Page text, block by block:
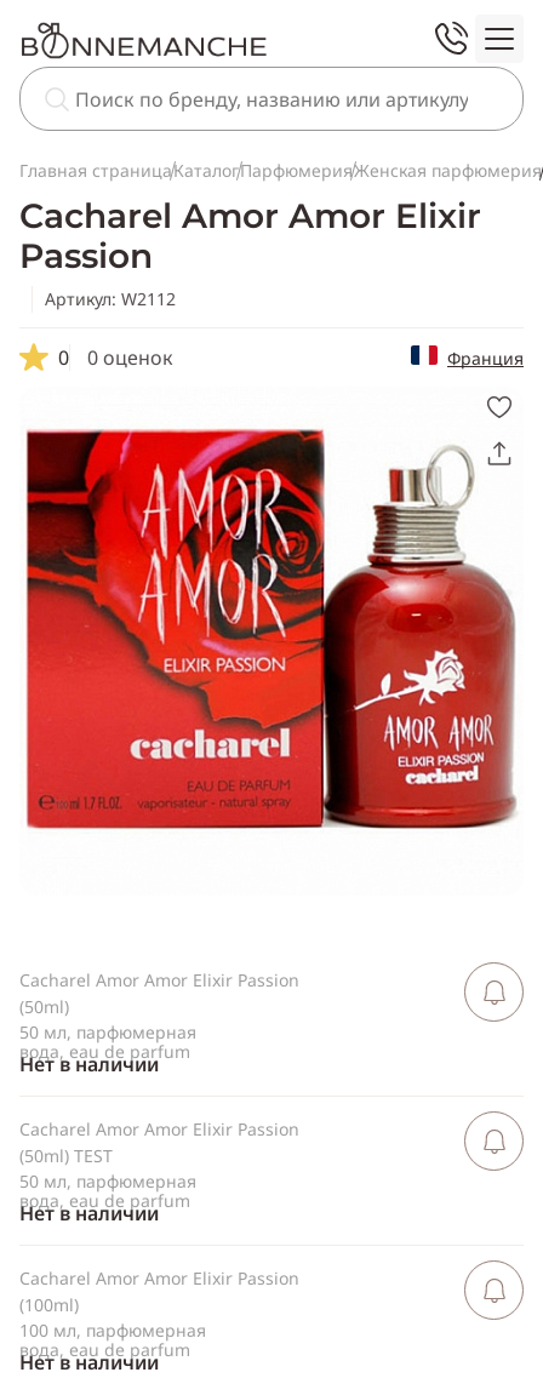
Главная страницаКаталогПарфюмерияЖенская парфюмерия
Cacharel Amor Amor Elixir
Passion
Артикул: W2112
0 0 оценок Франция
Скопировать
ссылку
Telegram
WhatsApp
Viber
ВКонтакте
Одноклассники
Cacharel Amor Amor Elixir Passion
(50ml)
50 мл, парфюмерная
вода, eau de parfum
Нет в наличии
Сообщить
Cacharel Amor Amor Elixir Passion
(50ml) TEST
50 мл, парфюмерная
вода, eau de parfum
Нет в наличии
Сообщить
Cacharel Amor Amor Elixir Passion
(100ml)
100 мл, парфюмерная
вода, eau de parfum
Нет в наличии
Сообщить